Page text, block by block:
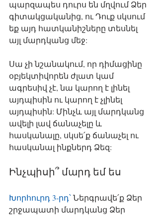
պարզապես դուրս են մղվում Ձեր
գիտակցականից, ու Դուք սկսում
եք այդ հատկանիշները տեսնել
այլ մարդկանց մեջ:
Սա չի նշանակում, որ դիմացինը
օբյեկտիվորեն ժլատ կամ
ագրեսիվ չէ, նա կարող է լինել
այդպիսին ու կարող է չլինել
այդպիսին: Մինչև այլ մարդկանց
ավելի լավ ճանաչելը և
հասկանալը, սկսե՛ք ճանաչել ու
հասկանալ ինքներդ Ձեզ:
Ինչպիսի՞ մարդ եմ ես
Խորհուրդ 3-րդ՝Ներգրավե՛ք Ձեր
շրջապատի մարդկանց Ձեր